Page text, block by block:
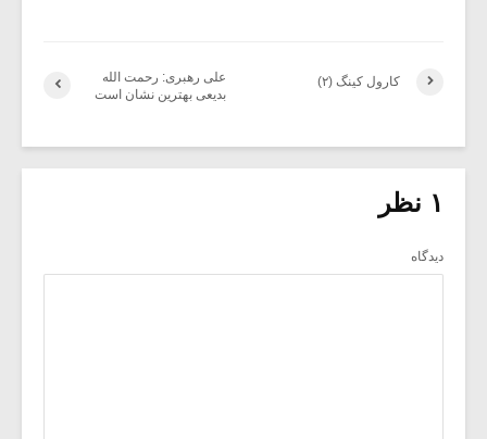
علی رهبری: رحمت الله
بدیعی بهترین نشان است
کارول کینگ (۲)
۱ نظر
دیدگاه